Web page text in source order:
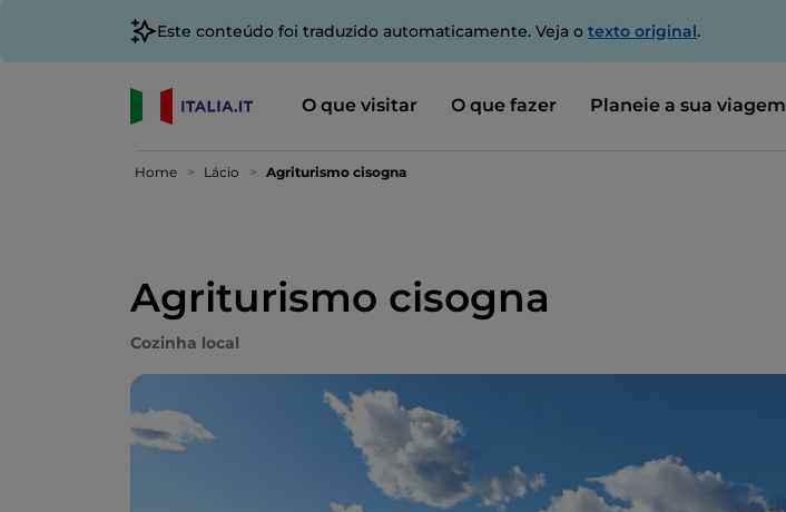
Este conteúdo foi traduzido automaticamente. Veja o texto original.
O que visitar O que fazer Planeie a sua viagem
Home Lácio Agriturismo cisogna
Agriturismo cisogna
Cozinha local